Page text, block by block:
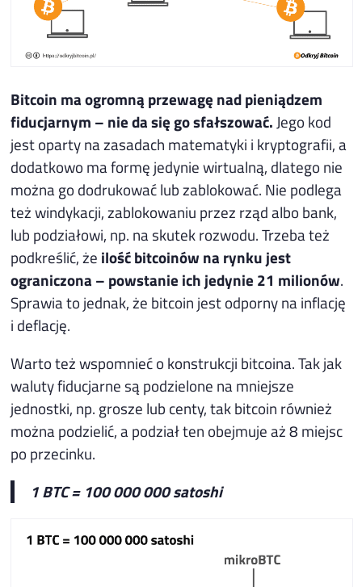
Bitcoin ma ogromną przewagę nad pieniądzem
fiducjarnym – nie da się go sfałszować. Jego kod
jest oparty na zasadach matematyki i kryptografii, a
dodatkowo ma formę jedynie wirtualną, dlatego nie
można go dodrukować lub zablokować. Nie podlega
też windykacji, zablokowaniu przez rząd albo bank,
lub podziałowi, np. na skutek rozwodu. Trzeba też
podkreślić, że ilość bitcoinów na rynku jest
ograniczona – powstanie ich jedynie 21 milionów.
Sprawia to jednak, że bitcoin jest odporny na inflację
i deflację.
Warto też wspomnieć o konstrukcji bitcoina. Tak jak
waluty fiducjarne są podzielone na mniejsze
jednostki, np. grosze lub centy, tak bitcoin również
można podzielić, a podział ten obejmuje aż 8 miejsc
po przecinku.
1 BTC = 100 000 000 satoshi